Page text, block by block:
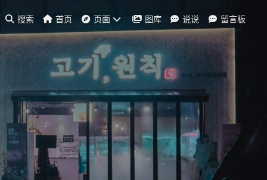
搜索 首页 页面 图库 说说 留言板